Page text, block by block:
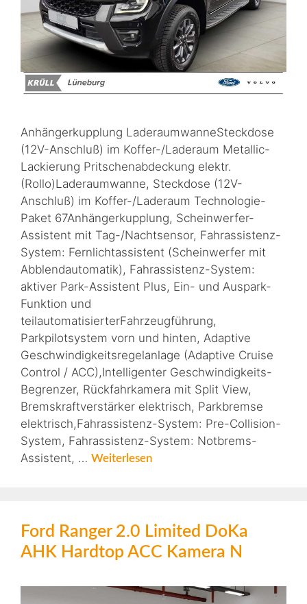
Anhängerkupplung LaderaumwanneSteckdose
(12V-Anschluß) im Koffer-/Laderaum Metallic-
Lackierung Pritschenabdeckung elektr.
(Rollo)Laderaumwanne, Steckdose (12V-
Anschluß) im Koffer-/Laderaum Technologie-
Paket 67Anhängerkupplung, Scheinwerfer-
Assistent mit Tag-/Nachtsensor, Fahrassistenz-
System: Fernlichtassistent (Scheinwerfer mit
Abblendautomatik), Fahrassistenz-System:
aktiver Park-Assistent Plus, Ein- und Auspark-
Funktion und
teilautomatisierterFahrzeugführung,
Parkpilotsystem vorn und hinten, Adaptive
Geschwindigkeitsregelanlage (Adaptive Cruise
Control / ACC),Intelligenter Geschwindigkeits-
Begrenzer, Rückfahrkamera mit Split View,
Bremskraftverstärker elektrisch, Parkbremse
elektrisch,Fahrassistenz-System: Pre-Collision-
System, Fahrassistenz-System: Notbrems-
Assistent, … Weiterlesen
Ford Ranger 2.0 Limited DoKa
AHK Hardtop ACC Kamera N